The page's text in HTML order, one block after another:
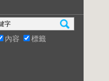
內容 標籤